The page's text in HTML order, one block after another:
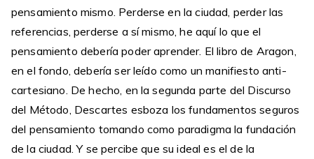
pensamiento mismo. Perderse en la ciudad, perder las
referencias, perderse a sí mismo, he aquí lo que el
pensamiento debería poder aprender. El libro de Aragon,
en el fondo, debería ser leído como un manifiesto anti-
cartesiano. De hecho, en la segunda parte del Discurso
del Método, Descartes esboza los fundamentos seguros
del pensamiento tomando como paradigma la fundación
de la ciudad. Y se percibe que su ideal es el de la